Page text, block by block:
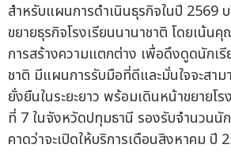
สำหรับแผนการดำเนินธุรกิจในปี 2569
ขยายธุรกิจโรงเรียนนานาชาติ โดยเน้น
การสร้างความแตกต่าง เพื่อดึงดูดนักเรี
ชาติ มีแผนการรับมือที่ดีและมั่นใจจะสาม
ยั่งยืนในระยะยาว พร้อมเดินหน้าขยายโ
ที่ 7 ในจังหวัดปทุมธานี รองรับจำนวนนั
คาดว่าจะเปิดให้บริการเดือนสิงหาคม ปี